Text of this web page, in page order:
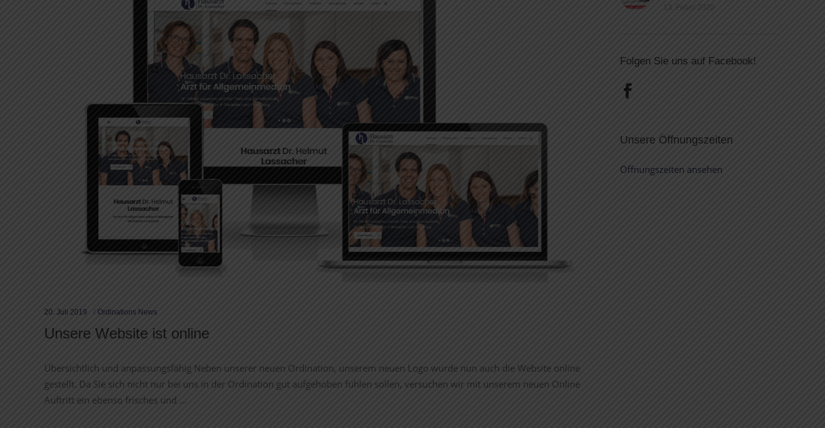
20. Juli 2019 Ordinations News
Unsere Website ist online
Übersichtlich und anpassungsfähig Neben unserer neuen Ordination, unserem neuen Logo wurde nun auch die Website online
gestellt. Da Sie sich nicht nur bei uns in der Ordination gut aufgehoben fühlen sollen, versuchen wir mit unserem neuen Online
Auftritt ein ebenso frisches und
13. Feber 2020
Folgen Sie uns auf Facebook!
Unsere Öffnungszeiten
Öffnungszeiten ansehen